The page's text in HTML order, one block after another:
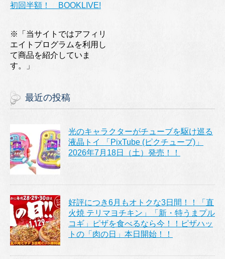
初回半額！ BOOKLIVE!
※「当サイトではアフィリ
エイトプログラムを利用し
て商品を紹介していま
す。」
最近の投稿
光のキャラクターがチューブを駆け巡る
液晶トイ 「PixTube (ピクチューブ)」
2026年7月18日（土）発売！！
好評につき6月もオトクな3日間！！「直
火焼 テリマヨチキン」「新・特うまプル
コギ」ピザを食べるなら今！！ピザハッ
トの「肉の日」本日開始！！